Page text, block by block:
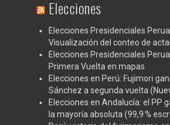
Elecciones
Elecciones Presidenciales
Visualización del conteo de
Elecciones Presidenciales
Primera Vuelta en mapas
Elecciones en Perú: Fujimori
Sánchez a segunda vuelta
Elecciones en Andalucía: el PP
la mayoría absoluta (99,9 %